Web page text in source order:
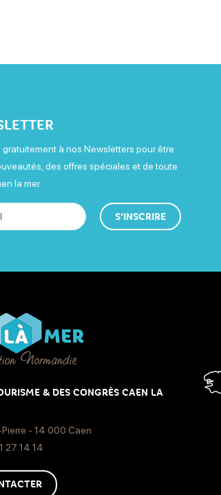
à nos Newsletters pour être
des offres spéciales et de toute
la mer.
S'INSCRIRE
& DES CONGRÈS CAEN LA
- 14 000 Caen
27 14 14